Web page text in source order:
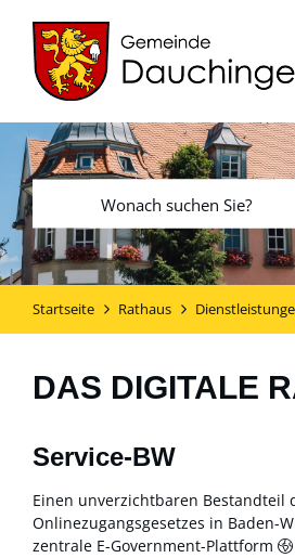
Startseite Rathaus
DAS DIGITALE
Service-BW
Einen unverzichtbaren Bestandteil
Onlinezugangsgesetzes in Baden-
zentrale E-Government-Plattform